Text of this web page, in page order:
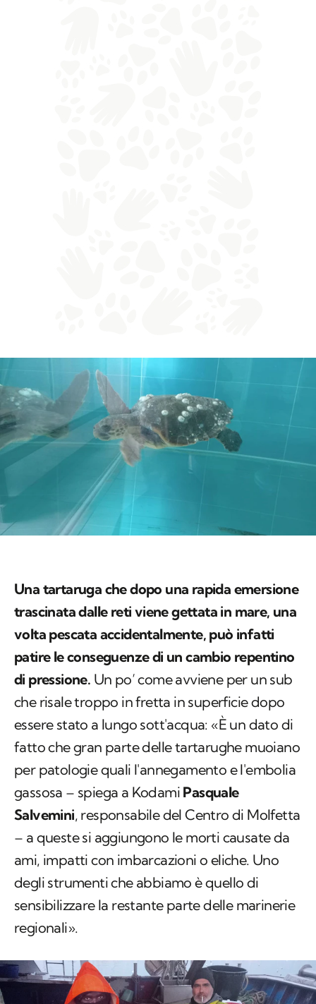
Una tartaruga che dopo una rapida emersione
trascinata dalle reti viene gettata in mare, una
volta pescata accidentalmente, può infatti
patire le conseguenze di un cambio repentino
di pressione. Un po’ come avviene per un sub
che risale troppo in fretta in superficie dopo
essere stato a lungo sott'acqua: «È un dato di
fatto che gran parte delle tartarughe muoiano
per patologie quali l'annegamento e l'embolia
gassosa – spiega a Kodami Pasquale
Salvemini, responsabile del Centro di Molfetta
– a queste si aggiungono le morti causate da
ami, impatti con imbarcazioni o eliche. Uno
degli strumenti che abbiamo è quello di
sensibilizzare la restante parte delle marinerie
regionali».